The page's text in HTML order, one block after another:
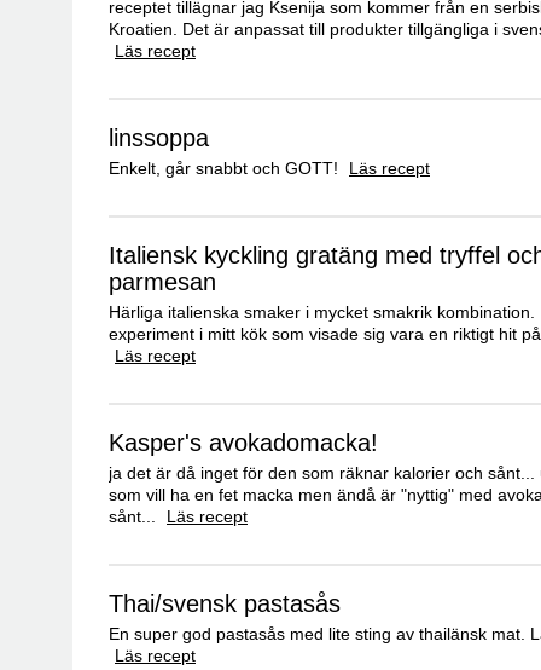
receptet tillägnar jag Ksenija som kommer från en
Kroatien. Det är anpassat till produkter tillgängliga i
Läs recept
linssoppa
Enkelt, går snabbt och GOTT! Läs recept
Italiensk kyckling gratäng med tryffel
parmesan
Härliga italienska smaker i mycket smakrik kombination.
experiment i mitt kök som visade sig vara en riktigt hit
Läs recept
Kasper's avokadomacka!
ja det är då inget för den som räknar kalorier och sånt...
som vill ha en fet macka men ändå är "nyttig" med
sånt...
Läs recept
Thai/svensk pastasås
En super god pastasås med lite sting av thailänsk mat.
Läs recept